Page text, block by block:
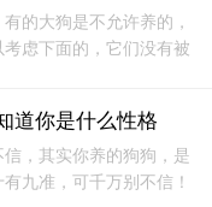
且它很开心你活着回来
的大狗是不允许养的，
虑下面的，它们没有被
顺友善的，所以城市中
贵会跟泰迪犬一样...
道你是什么性格
，其实你养的狗狗，是
九准，可千万别不信！